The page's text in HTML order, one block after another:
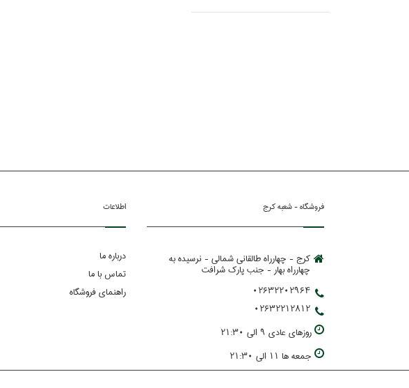
فروشگاه - شعبه کرج
کرج - چهارراه طالقانی شمالی - نرسیده به
چهارراه بهار - جنب پارك شرافت
02632202964
02632212812
روزهاي عادي 9 الي 21:30
جمعه ها 11 الي 21:30
اطلاعات
درباره ما
تماس با ما
راهنمای فروشگاه